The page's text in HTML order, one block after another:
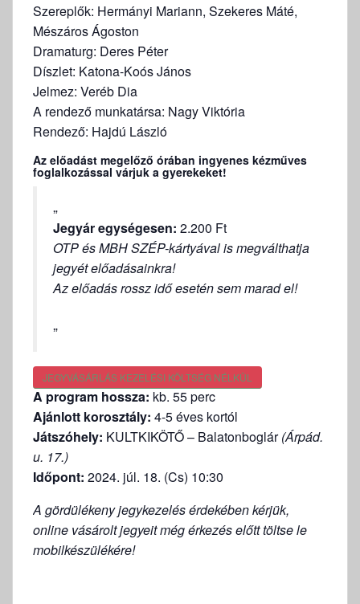
Szereplők: Hermányi Mariann, Szekeres Máté,
Mészáros Ágoston
Dramaturg: Deres Péter
Díszlet: Katona-Koós János
Jelmez: Veréb Dia
A rendező munkatársa: Nagy Viktória
Rendező: Hajdú László
Az előadást megelőző órában ingyenes kézműves
foglalkozással várjuk a gyerekeket!
Jegyár egységesen: 2.200 Ft
OTP és MBH SZÉP-kártyával is megválthatja
jegyét előadásainkra!
Az előadás rossz idő esetén sem marad el!
JEGYVÁSÁRLÁS KEZELÉSI KÖLTSÉG NÉLKÜL
A program hossza: kb. 55 perc
Ajánlott korosztály: 4-5 éves kortól
Játszóhely: KULTKIKÖTŐ – Balatonboglár(Árpád.
u. 17.)
Időpont: 2024. júl. 18. (Cs) 10:30
A gördülékeny jegykezelés érdekében kérjük,
online vásárolt jegyeit még érkezés előtt töltse le
mobilkészülékére!